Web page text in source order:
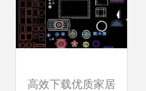
高效下载优质家居